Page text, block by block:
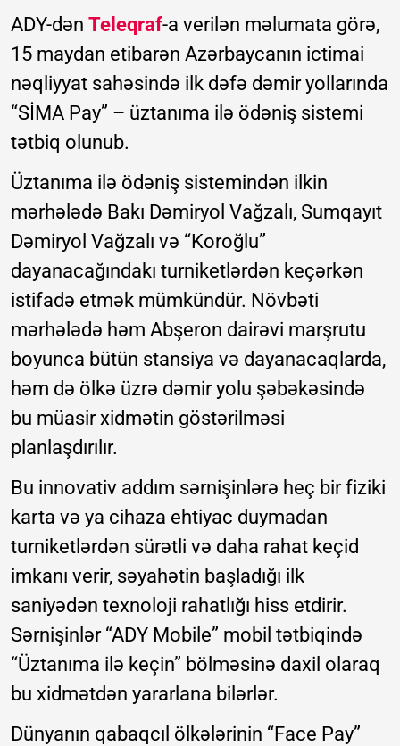
ADY-dən Teleqraf-a verilən məlumata görə,
15 maydan etibarən Azərbaycanın ictimai
nəqliyyat sahəsində ilk dəfə dəmir yollarında
“SİMA Pay” – üztanıma ilə ödəniş sistemi
tətbiq olunub.
Üztanıma ilə ödəniş sistemindən ilkin
mərhələdə Bakı Dəmiryol Vağzalı, Sumqayıt
Dəmiryol Vağzalı və “Koroğlu”
dayanacağındakı turniketlərdən keçərkən
istifadə etmək mümkündür. Növbəti
mərhələdə həm Abşeron dairəvi marşrutu
boyunca bütün stansiya və dayanacaqlarda,
həm də ölkə üzrə dəmir yolu şəbəkəsində
bu müasir xidmətin göstərilməsi
planlaşdırılır.
Bu innovativ addım sərnişinlərə heç bir fiziki
karta və ya cihaza ehtiyac duymadan
turniketlərdən sürətli və daha rahat keçid
imkanı verir, səyahətin başladığı ilk
saniyədən texnoloji rahatlığı hiss etdirir.
Sərnişinlər “ADY Mobile” mobil tətbiqində
“Üztanıma ilə keçin” bölməsinə daxil olaraq
bu xidmətdən yararlana bilərlər.
Dünyanın qabaqcıl ölkələrinin “Face Pay”